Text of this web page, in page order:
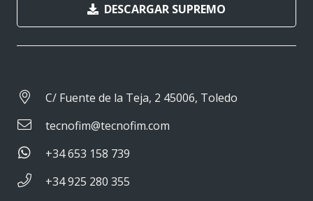
DESCARGAR SUPREMO
C/ Fuente de la Teja, 2 45006, Toledo
tecnofim@tecnofim.com
+34 653 158 739
+34 925 280 355